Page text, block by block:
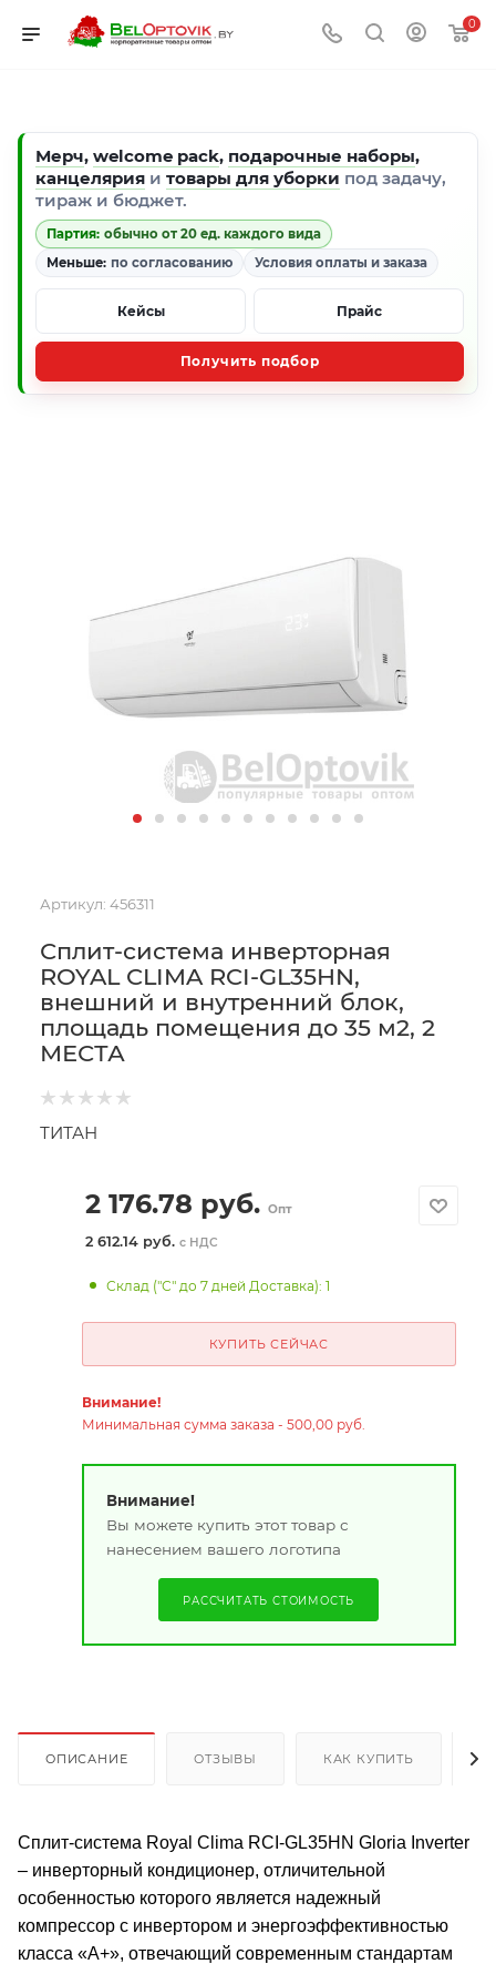
0
Мерч, welcome pack, подарочные наборы,
канцелярия и товары для уборки под задачу,
тираж и бюджет.
Партия: обычно от 20 ед. каждого вида
Меньше: по согласованию Условия оплаты и заказа
Кейсы Прайс
Получить подбор
Артикул: 456311
Сплит-система инверторная
ROYAL CLIMA RCI-GL35HN,
внешний и внутренний блок,
площадь помещения до 35 м2, 2
МЕСТА
ТИТАН
2 176.78 руб. Опт
2 612.14 руб. с НДС
Склад ("С" до 7 дней Доставка): 1
КУПИТЬ СЕЙЧАС
Внимание!
Минимальная сумма заказа - 500,00 руб.
Внимание!
Вы можете купить этот товар с
нанесением вашего логотипа
РАССЧИТАТЬ СТОИМОСТЬ
ОПИСАНИЕ ОТЗЫВЫ КАК КУПИТЬ
Cплит-система Royal Clima RCI-GL35HN Gloria Inverter
– инверторный кондиционер, отличительной
особенностью которого является надежный
компрессор с инвертором и энергоэффективностью
класса «А+», отвечающий современным стандартам